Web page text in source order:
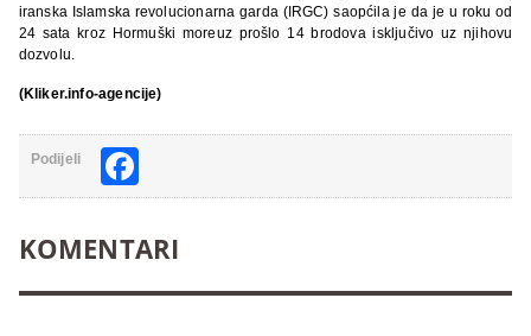
iranska Islamska revolucionarna garda (IRGC) saopćila je da je u roku od
24 sata kroz Hormuški moreuz prošlo 14 brodova isključivo uz njihovu
dozvolu.
(Kliker.info-agencije)
Podijeli
KOMENTARI